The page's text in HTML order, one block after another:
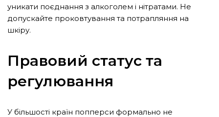
уникати поєднання з алкоголем і нітратами. Не
допускайте проковтування та потрапляння на
шкіру.
Правовий статус та
регулювання
У більшості країн попперси формально не